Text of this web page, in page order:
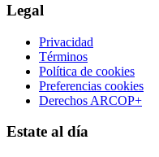
Legal
Privacidad
Términos
Política de cookies
Preferencias cookies
Derechos ARCOP+
Estate al día